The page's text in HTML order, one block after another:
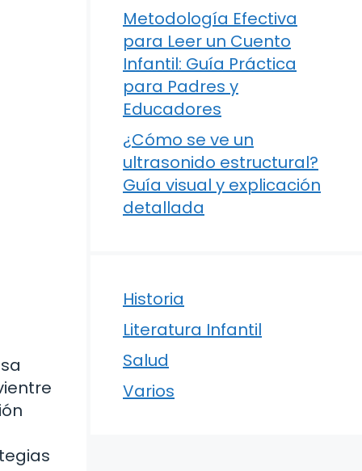
Metodología Efectiva
para Leer un Cuento
Infantil: Guía Práctica
para Padres y
Educadores
¿Cómo se ve un
ultrasonido estructural?
Guía visual y explicación
detallada
Historia
Literatura Infantil
Salud
Varios